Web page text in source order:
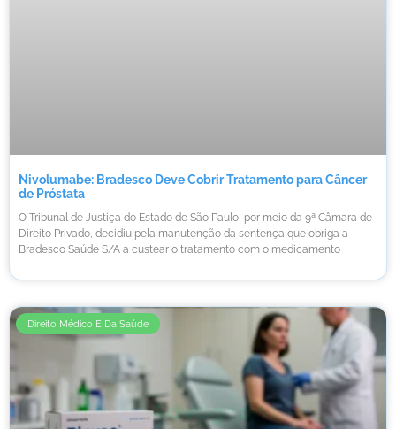
Nivolumabe: Bradesco Deve Cobrir Tratamento para Câncer
de Próstata
O Tribunal de Justiça do Estado de São Paulo, por meio da 9ª Câmara de
Direito Privado, decidiu pela manutenção da sentença que obriga a
Bradesco Saúde S/A a custear o tratamento com o medicamento
Direito Médico E Da Saúde